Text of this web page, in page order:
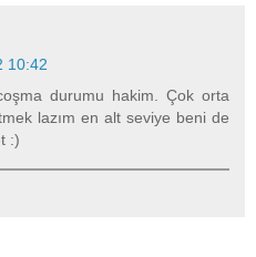
10:42
durumu hakim. Çok orta
lazım en alt seviye beni de
:)